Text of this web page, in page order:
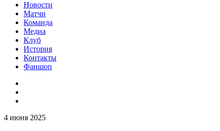
Новости
Матчи
Команда
Медиа
Клуб
История
Контакты
Фаншоп
4 июня 2025